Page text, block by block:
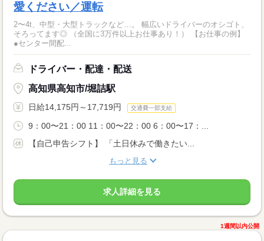
愛ください／運転
2〜4t、中型・大型トラックなど…。 幅広いドライバーのオシゴト、
そろってます◎ （全国に3万件以上お仕事あり！） 【お仕事の例】
●センター間配...
ドライバー・配達・配送
高知県高知市/堀詰駅
日給14,175円～17,719円 交通費一部支給
9：00〜21：00 11：00〜22：00 6：00〜17：...
【自己申告シフト】 「土日休みで働きたい...
もっと見る
求人詳細を見る
1週間以内公開